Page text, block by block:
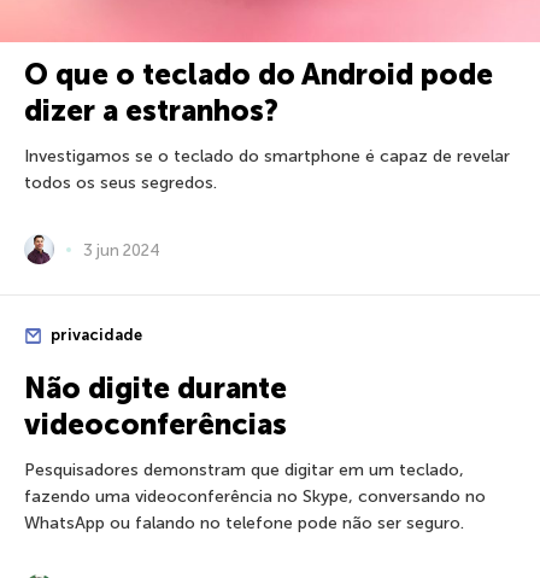
O que o teclado do Android pode
dizer a estranhos?
Investigamos se o teclado do smartphone é capaz de revelar
todos os seus segredos.
3 jun 2024
privacidade
Não digite durante
videoconferências
Pesquisadores demonstram que digitar em um teclado,
fazendo uma videoconferência no Skype, conversando no
WhatsApp ou falando no telefone pode não ser seguro.